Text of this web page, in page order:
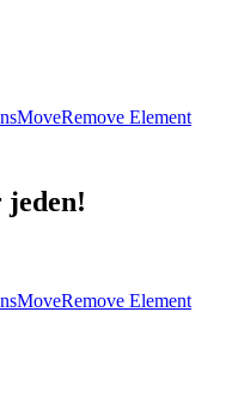
MoveRemove Element
MoveRemove Element